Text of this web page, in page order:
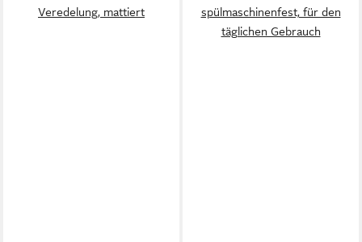
Veredelung, mattiert
spülmaschinenfest, für den
täglichen Gebrauch